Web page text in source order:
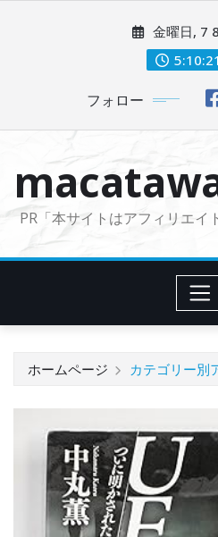
に
金曜日, 7
フォロー
PR「本サイトはアフィリエイ
ホームページ カテゴリー別